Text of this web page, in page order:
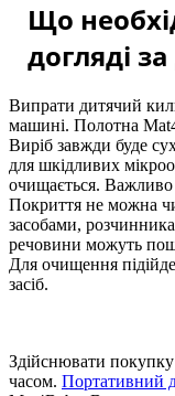
Що
догляді
Випрати дитячий
машині. Полотна
Виріб завжди буде
для шкідливих
очищається. Важливо
Покриття не можна
засобами,
речовини можуть
Для очищення
засіб.
Здійснювати покупку
часом. Портативний